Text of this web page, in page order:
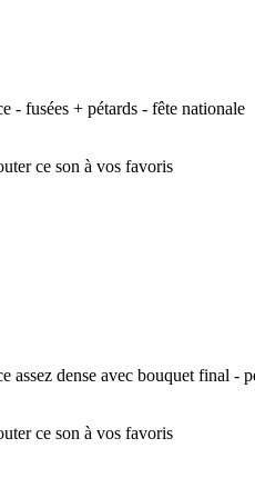
- fusées + pétards - fête nationale
assez dense avec bouquet final -